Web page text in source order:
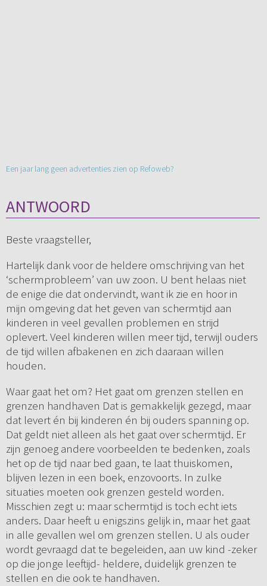
Een jaar lang geen advertenties zien op Refoweb?
ANTWOORD
Beste vraagsteller,
Hartelijk dank voor de heldere omschrijving van het
‘schermprobleem’ van uw zoon. U bent helaas niet
de enige die dat ondervindt, want ik zie en hoor in
mijn omgeving dat het geven van schermtijd aan
kinderen in veel gevallen problemen en strijd
oplevert. Veel kinderen willen meer tijd, terwijl ouders
de tijd willen afbakenen en zich daaraan willen
houden.
Waar gaat het om? Het gaat om grenzen stellen en
grenzen handhaven Dat is gemakkelijk gezegd, maar
dat levert én bij kinderen én bij ouders spanning op.
Dat geldt niet alleen als het gaat over schermtijd. Er
zijn genoeg andere voorbeelden te bedenken, zoals
het op de tijd naar bed gaan, te laat thuiskomen,
blijven lezen in een boek, enzovoorts. In zulke
situaties moeten ook grenzen gesteld worden.
Misschien zegt u: maar schermtijd is toch echt iets
anders. Daar heeft u enigszins gelijk in, maar het gaat
in alle gevallen wel om grenzen stellen. U als ouder
wordt gevraagd dat te begeleiden, aan uw kind -zeker
op die jonge leeftijd- heldere, duidelijk grenzen te
stellen en die ook te handhaven.